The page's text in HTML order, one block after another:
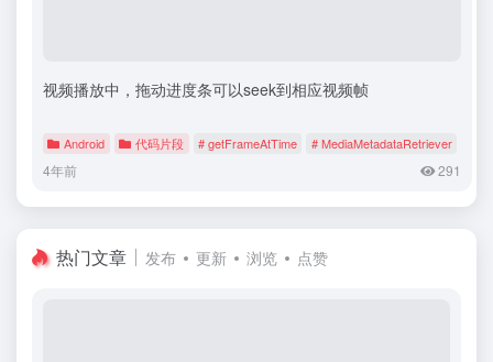
视频播放中，拖动进度条可以seek到相应视频帧
Android 代码片段 # getFrameAtTime # MediaMetadataRetriever
4年前 291
热门文章 发布 更新 浏览 点赞